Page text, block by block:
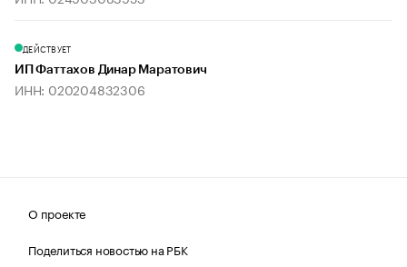
ДЕЙСТВУЕТ
ИП Фаттахов Динар Маратович
ИНН: 020204832306
О проекте
Поделиться новостью на РБК